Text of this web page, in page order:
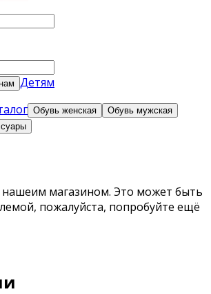
Детям
Обувь женская
Обувь мужская
нашеим магазином. Это может быть
пожалуйста, попробуйте ещё